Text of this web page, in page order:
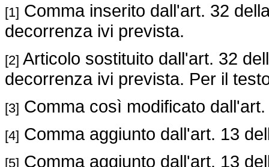
[1] Comma inserito dall'art. 32
decorrenza ivi prevista.
[2] Articolo sostituito dall'art. 32
decorrenza ivi prevista. Per il
[3] Comma così modificato
[4] Comma aggiunto dall'art. 13
[5] Comma aggiunto dall'art. 13